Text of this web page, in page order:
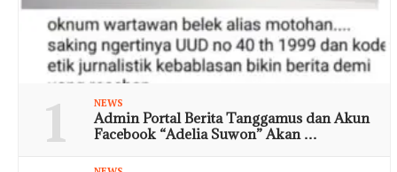
1 NEWS
Admin Portal Berita Tanggamus dan Akun
Facebook “Adelia Suwon” Akan …